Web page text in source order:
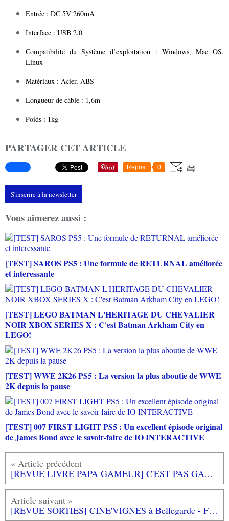
Entrée : DC 5V 260mA
Interface : USB 2.0
Compatibilité du Système d’exploitation : Windows, Mac OS,
Linux
Matériaux : Acier, ABS
Longueur de câble : 1,6m
Poids : 1kg
PARTAGER CET ARTICLE
Repost 0
S'inscrire à la newsletter
Vous aimerez aussi :
[TEST] SAROS PS5 : Une formule de RETURNAL améliorée
et interessante
[TEST] LEGO BATMAN L'HERITAGE DU CHEVALIER
NOIR XBOX SERIES X : C'est Batman Arkham City en
LEGO!
[TEST] WWE 2K26 PS5 : La version la plus aboutie de WWE
2K depuis la pause
[TEST] 007 FIRST LIGHT PS5 : Un excellent épisode original
de James Bond avec le savoir-faire de IO INTERACTIVE
[REVUE LIVRE PAPA GAMEUR] C'EST PAS GAGNE, FELIPE ! de Laure MONLOUBOU aux éditions L'ECOLE DES LOISIRS
[REVUE SORTIES] CINE'VIGNES à Bellegarde - Festival de Cinéma dans les vignobles de la vallée du Rhones